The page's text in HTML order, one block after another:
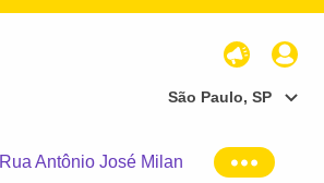
São Paulo, SP
Rua Antônio José Milan